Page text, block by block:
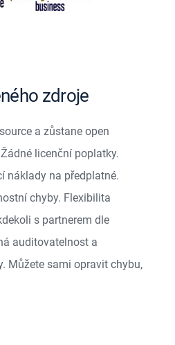
zdroje
a zůstane open
licenční poplatky.
náklady na předplatné.
chyby. Flexibilita
s partnerem dle
auditovatelnost a
Můžete sami opravit chybu,